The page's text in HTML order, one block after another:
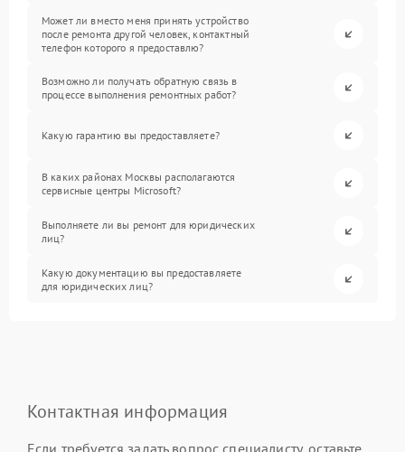
Может ли вместо меня принять устройство
после ремонта другой человек, контактный
телефон которого я предоставлю?
Возможно ли получать обратную связь в
процессе выполнения ремонтных работ?
Какую гарантию вы предоставляете?
В каких районах Москвы располагаются
сервисные центры Microsoft?
Выполняете ли вы ремонт для юридических
лиц?
Какую документацию вы предоставляете
для юридических лиц?
Контактная информация